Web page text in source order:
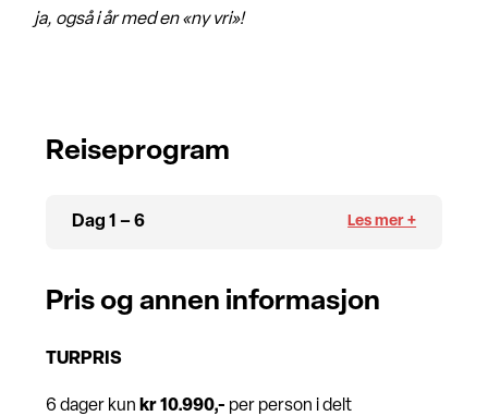
ja, også i år med en «ny vri»!
Reiseprogram
Dag 1 – 6
Pris og annen informasjon
TURPRIS
6 dager kun kr 10.990,- per person i delt